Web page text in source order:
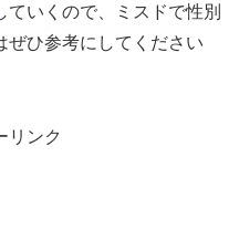
ていくので、ミスドで性別
ぜひ参考にしてください
リンク